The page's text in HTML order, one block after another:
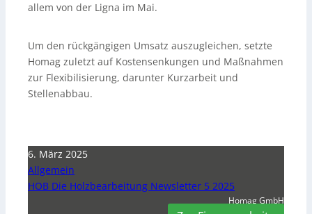
allem von der Ligna im Mai.
Um den rückgängigen Umsatz auszugleichen, setzte
Homag zuletzt auf Kostensenkungen und Maßnahmen
zur Flexibilisierung, darunter Kurzarbeit und
Stellenabbau.
6. März 2025
Allgemein
HOB Die Holzbearbeitung Newsletter 5 2025
Homag GmbH